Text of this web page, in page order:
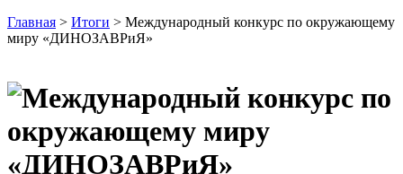
Главная > Итоги > Международный конкурс по окружающему
миру «ДИНОЗАВРиЯ»